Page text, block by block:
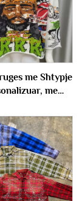
me Shtypje
me
nga Lënda
me Gjuca
të Gjata, me
Kryqëzuar, me
me Print
Meshkuj